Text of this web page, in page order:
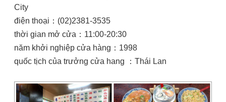
City
điện thoại：(02)2381-3535
thời gian mở cửa：11:00-20:30
năm khởi nghiệp cửa hàng：1998
quốc tịch của trưởng cửa hang ：Thái Lan